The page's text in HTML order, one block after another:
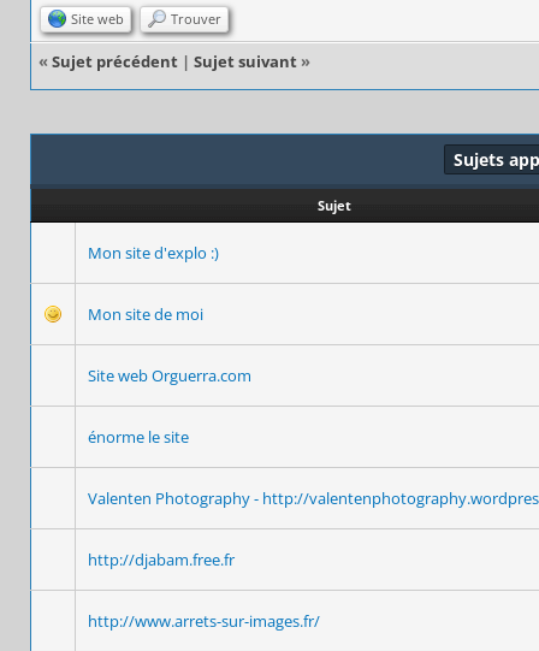
Site web Trouver
« Sujet précédent | Sujet suivant »
Sujets
Sujet
Mon site d'explo :)
Mon site de moi
Site web Orguerra.com
énorme le site
Valenten Photography - http://
http://djabam.free.fr
http://www.arrets-sur-images.fr/